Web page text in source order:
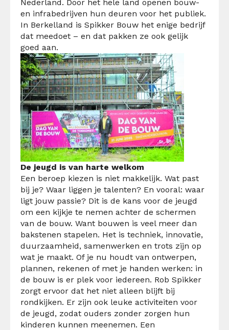
Nederland. Door het hele land openen bouw-
en infrabedrijven hun deuren voor het publiek.
In Berkelland is Spikker Bouw het enige bedrijf
dat meedoet – en dat pakken ze ook gelijk
goed aan.
De jeugd is van harte welkom
Een beroep kiezen is niet makkelijk. Wat past
bij je? Waar liggen je talenten? En vooral: waar
ligt jouw passie? Dit is de kans voor de jeugd
om een kijkje te nemen achter de schermen
van de bouw. Want bouwen is veel meer dan
bakstenen stapelen. Het is techniek, innovatie,
duurzaamheid, samenwerken en trots zijn op
wat je maakt. Of je nu houdt van ontwerpen,
plannen, rekenen of met je handen werken: in
de bouw is er plek voor iedereen. Rob Spikker
zorgt ervoor dat het niet alleen blijft bij
rondkijken. Er zijn ook leuke activiteiten voor
de jeugd, zodat ouders zonder zorgen hun
kinderen kunnen meenemen. Een